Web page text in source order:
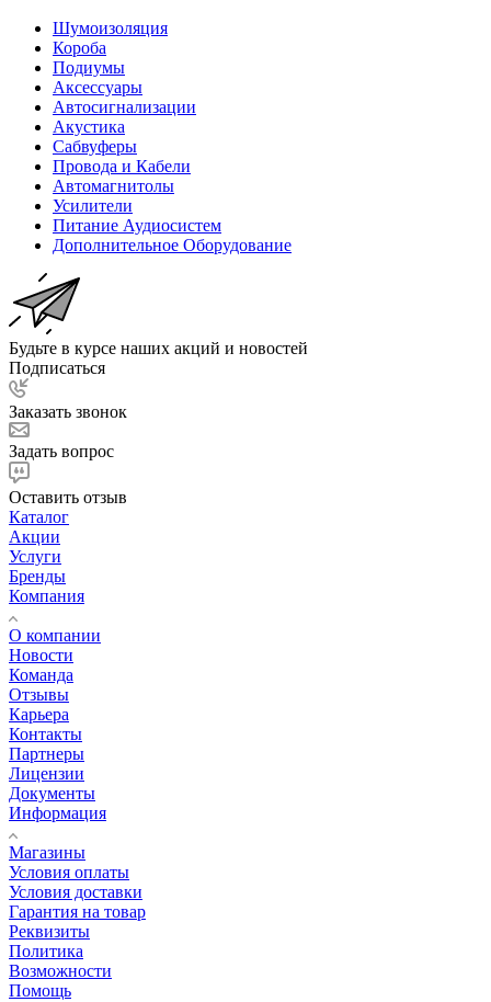
Шумоизоляция
Короба
Подиумы
Аксессуары
Автосигнализации
Акустика
Сабвуферы
Провода и Кабели
Автомагнитолы
Усилители
Питание Аудиосистем
Дополнительное Оборудование
Будьте в курсе наших акций и новостей
Подписаться
Заказать звонок
Задать вопрос
Оставить отзыв
Каталог
Акции
Услуги
Бренды
Компания
О компании
Новости
Команда
Отзывы
Карьера
Контакты
Партнеры
Лицензии
Документы
Информация
Магазины
Условия оплаты
Условия доставки
Гарантия на товар
Реквизиты
Политика
Возможности
Помощь